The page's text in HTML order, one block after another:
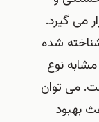
می گیرد.
شده
نوع
می توان
بهبود